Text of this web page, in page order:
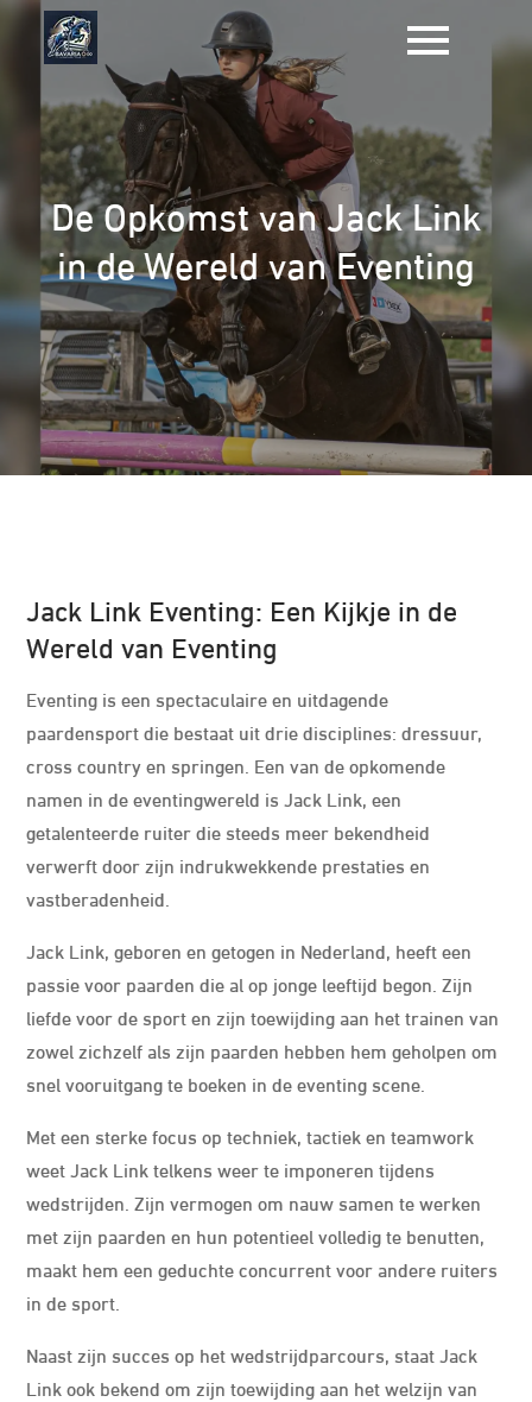
Naar
De Opkomst van Jack Link
in de Wereld van Eventing
Jack Link Eventing: Een Kijkje in de
Wereld van Eventing
Eventing is een spectaculaire en uitdagende
paardensport die bestaat uit drie disciplines: dressuur,
cross country en springen. Een van de opkomende
namen in de eventingwereld is Jack Link, een
getalenteerde ruiter die steeds meer bekendheid
verwerft door zijn indrukwekkende prestaties en
vastberadenheid.
Jack Link, geboren en getogen in Nederland, heeft een
passie voor paarden die al op jonge leeftijd begon. Zijn
liefde voor de sport en zijn toewijding aan het trainen van
zowel zichzelf als zijn paarden hebben hem geholpen om
snel vooruitgang te boeken in de eventing scene.
Met een sterke focus op techniek, tactiek en teamwork
weet Jack Link telkens weer te imponeren tijdens
wedstrijden. Zijn vermogen om nauw samen te werken
met zijn paarden en hun potentieel volledig te benutten,
maakt hem een geduchte concurrent voor andere ruiters
in de sport.
Naast zijn succes op het wedstrijdparcours, staat Jack
Link ook bekend om zijn toewijding aan het welzijn van